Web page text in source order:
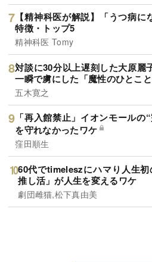
【精神科医が解説】「うつ病
特徴・トップ5
精神科医 Tomy
対談に30分以上遅刻した大原麗
一瞬で虜にした「魔性のひとこと
五木寛之
「再入館禁止」イオンモール
を守れなかったワケ
窪田順生
60代でtimeleszにハマり人生
推し活」が人生を変えるワケ
劇団雌猫,松下真由美